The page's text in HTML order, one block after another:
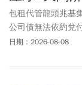
包租代管龍頭兆基
公司債無法依約兌
查出疑似涉侵占近
日期：2026-08-08